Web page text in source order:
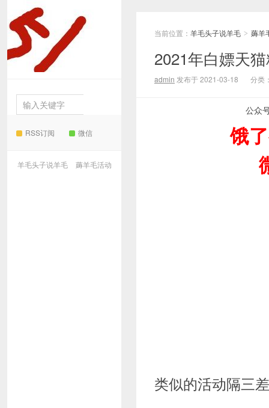
RSS订阅 微信
羊毛头子说羊毛 薅羊毛活动
当前位置： 羊毛头子说羊毛 > 薅羊
2021年白嫖天
admin 发布于 2021-03-18 分类
公众
饿
类似的活动隔三